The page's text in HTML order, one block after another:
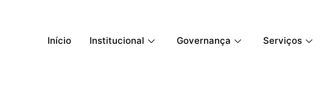
Início Institucional Governança Serviços